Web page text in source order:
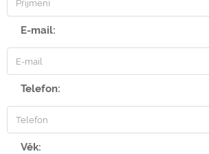
E-mail:
Telefon:
Věk: